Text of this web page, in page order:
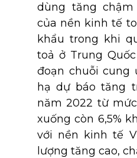
dùng tăng
của nền kinh tế
khẩu trong khi
toả ở Trung
đoạn chuỗi cung
hạ dự báo tăng
năm 2022 từ
xuống còn 6,5%
với nền kinh tế
lượng tăng cao,